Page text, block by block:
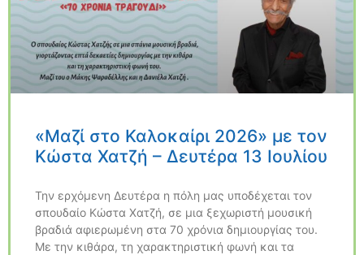
«Μαζί στο Καλοκαίρι 2026» με τον
Κώστα Χατζή – Δευτέρα 13 Ιουλίου
Την ερχόμενη Δευτέρα η πόλη μας υποδέχεται τον
σπουδαίο Κώστα Χατζή, σε μια ξεχωριστή μουσική
βραδιά αφιερωμένη στα 70 χρόνια δημιουργίας του.
Με την κιθάρα, τη χαρακτηριστική φωνή και τα